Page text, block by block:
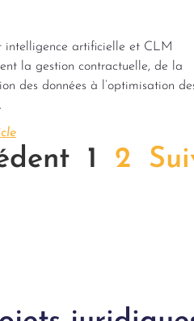
intelligence artificielle et CLM
la gestion contractuelle, de la
des données à l’optimisation
1 2